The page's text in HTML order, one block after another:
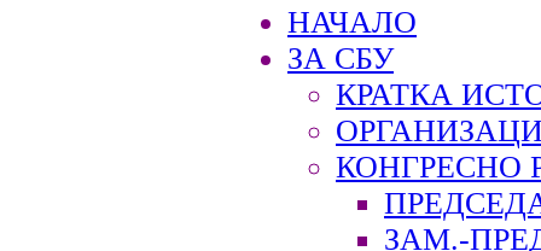
НАЧАЛО
ЗА СБУ
КРАТКА
КОНГРЕСНО
ЗАМ.-